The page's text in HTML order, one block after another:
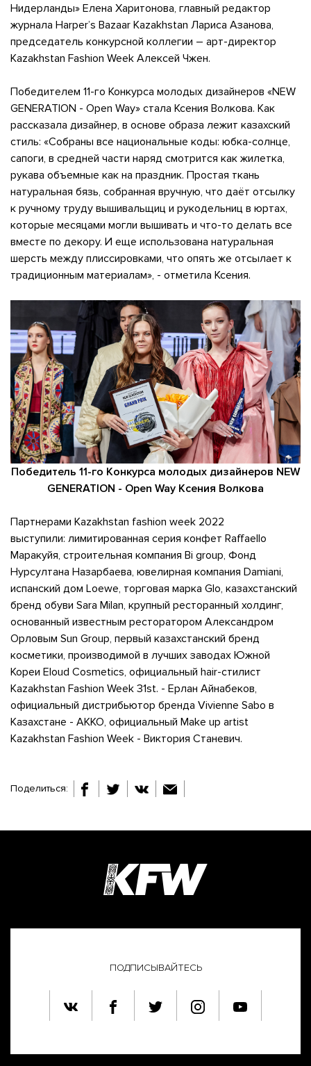
Нидерланды» Елена Харитонова, главный редактор
журнала Harper’s Bazaar Kazakhstan Лариса Азанова,
председатель конкурсной коллегии – арт-директор
Kazakhstan Fashion Week Алексей Чжен.
Победителем 11-го Конкурса молодых дизайнеров «NEW
GENERATION - Open Way» стала Ксения Волкова. Как
рассказала дизайнер, в основе образа лежит казахский
стиль: «Собраны все национальные коды: юбка-солнце,
сапоги, в средней части наряд смотрится как жилетка,
рукава объемные как на праздник. Простая ткань
натуральная бязь, собранная вручную, что даёт отсылку
к ручному труду вышивальщиц и рукодельниц в юртах,
которые месяцами могли вышивать и что-то делать все
вместе по декору. И еще использована натуральная
шерсть между плиссировками, что опять же отсылает к
традиционным материалам», - отметила Ксения.
Победитель 11-го Конкурса молодых дизайнеров NEW
GENERATION - Open Way Ксения Волкова
Партнерами Kazakhstan fashion week 2022
выступили: лимитированная серия конфет Raffaello
Маракуйя, строительная компания Bi group, Фонд
Нурсултана Назарбаева, ювелирная компания Damiani,
испанский дом Loewe, торговая марка Glo, казахстанский
бренд обуви Sara Milan, крупный ресторанный холдинг,
основанный известным ресторатором Александром
Орловым Sun Group, первый казахстанский бренд
косметики, производимой в лучших заводах Южной
Кореи Eloud Cosmetics, официальный hair-стилист
Kazakhstan Fashion Week 31st. - Ерлан Айнабеков,
официальный дистрибьютор бренда Vivienne Sabo в
Казахстане - АККО, официальный Make up artist
Kazakhstan Fashion Week - Виктория Станевич.
Поделиться:
ПОДПИСЫВАЙТЕСЬ